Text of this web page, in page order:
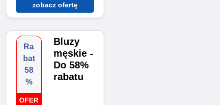
zobacz ofertę
Ra
bat
58
%
OFER
Bluzy
męskie -
Do 58%
rabatu